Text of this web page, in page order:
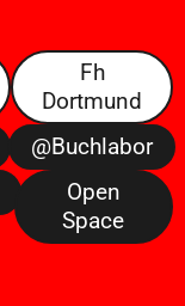
Fh
Dortmund
@buchlabor
Open
Space